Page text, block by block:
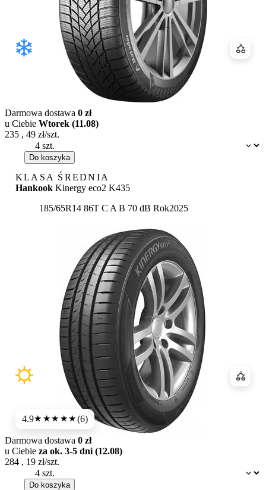
Dostępność:
Darmowa dostawa 0 zł
u Ciebie Wtorek (11.08)
235 , 49 zł/szt.
Do koszyka
KLASA ŚREDNIA
Hankook Kinergy eco2 K435
185/65R14 86T Etykieta:
C A B 70 dB Rok2025
4.9★★★★★(6)
Dostępność:
Darmowa dostawa 0 zł
u Ciebie za ok. 3-5 dni (12.08)
284 , 19 zł/szt.
Do koszyka